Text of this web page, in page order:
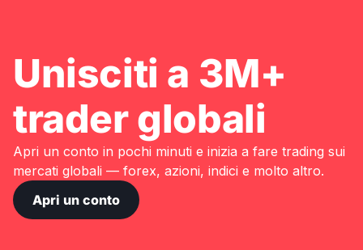
Unisciti a 3M+
trader globali
Apri un conto in pochi minuti e inizia a fare trading sui
mercati globali — forex, azioni, indici e molto altro.
Apri un conto